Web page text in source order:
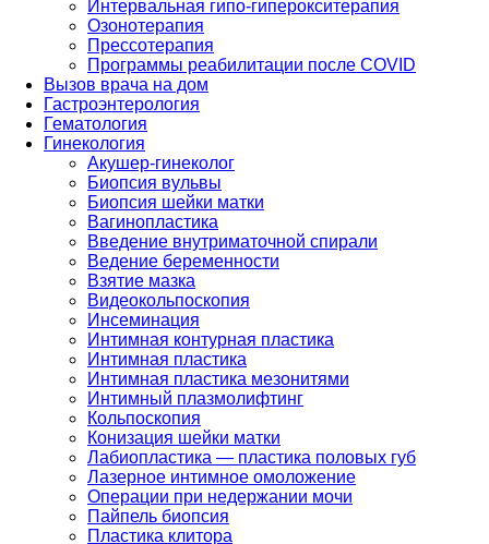
Интервальная гипо-гиперокситерапия
Озонотерапия
Прессотерапия
Программы реабилитации после СOVID
Вызов врача на дом
Гастроэнтерология
Гематология
Гинекология
Акушер-гинеколог
Биопсия вульвы
Биопсия шейки матки
Вагинопластика
Введение внутриматочной спирали
Ведение беременности
Взятие мазка
Видеокольпоскопия
Инсеминация
Интимная контурная пластика
Интимная пластика
Интимная пластика мезонитями
Интимный плазмолифтинг
Кольпоскопия
Конизация шейки матки
Лабиопластика — пластика половых губ
Лазерное интимное омоложение
Операции при недержании мочи
Пайпель биопсия
Пластика клитора